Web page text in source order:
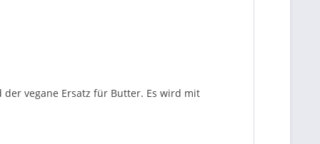
der vegane Ersatz für Butter. Es wird mit